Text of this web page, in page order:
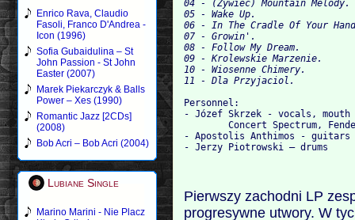
Enrico Rava, Claudio
Fasoli, Franco D'Andrea -
Icon (1996)
Sofia Gubaidulina – St
John Passion - St John
Easter (2007)
Marek Piekarczyk & Balls
Power – Xes (1990)
Romantic Jazz [2CDs]
(2008)
Bob Acri – Bob Acri (2004)
Lubiane Single
Marino Marini - Nie Placz
04 - (Zywiec) Mountain
05 - Wake Up.
06 - In The Cradle Of
07 - Growin'.
08 - Follow My Dream.
09 - Krolewskie Marzenie.
10 - Wiosenne Chimery.
11 - Dla Przyjaciol.
Personnel:
- Józef Skrzek - vocals, mouth
Concert Spectrum,
- Apostolis Anthimos - guitars
- Jerzy Piotrowski – drums
Pierwszy zachodni LP
progresywne utwory. W